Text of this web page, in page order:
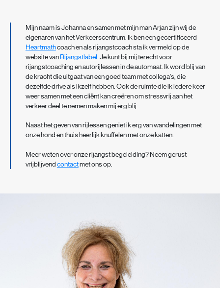
Mijn naam is Johanna en samen met mijn man Arjan zijn wij de
eigenaren van het Verkeerscentrum. Ik ben een gecertificeerd
Heartmathcoach en als rijangstcoach sta ik vermeld op de
website vanRijangstlabel. Je kunt bij mij terecht voor
rijangstcoaching en autorijlessen in de automaat. Ik word blij van
de kracht die uitgaat van een goed team met collega's, die
dezelfde drive als ikzelf hebben. Ook de ruimte die ik iedere keer
weer samen met een cliënt kan creëren om stressvrij aan het
verkeer deel te nemen maken mij erg blij.
Naast het geven van rijlessen geniet ik erg van wandelingen met
onze hond en thuis heerlijk knuffelen met onze katten.
Meer weten over onze rijangst begeleiding? Neem gerust
vrijblijvendcontactmet ons op.